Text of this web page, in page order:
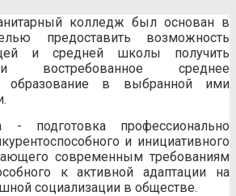
колледж был основан в
предоставить возможность
и средней школы получить
востребованное среднее
образование в выбранной ими
- подготовка профессионально
и инициативного
современным требованиям
к активной адаптации на
социализации в обществе.